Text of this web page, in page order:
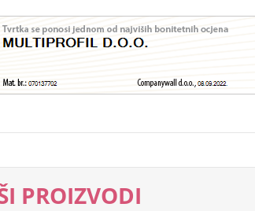
PROIZVODI